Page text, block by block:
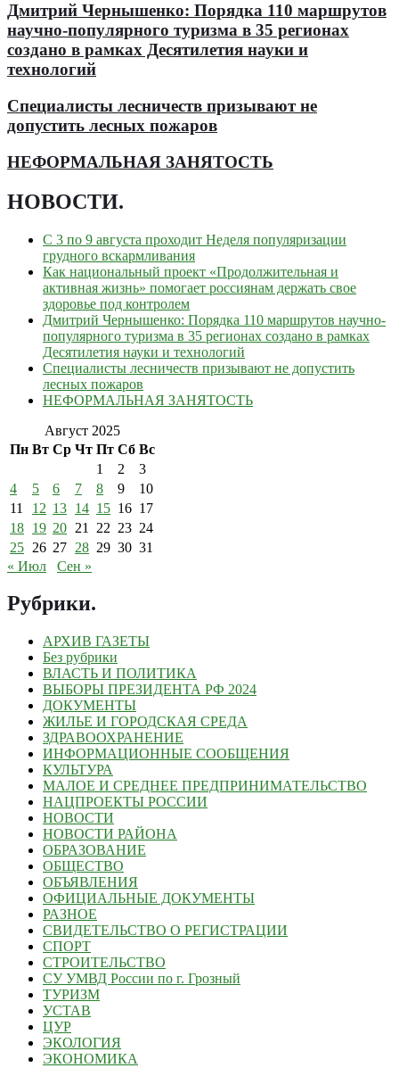
Дмитрий Чернышенко: Порядка 110 маршрутов
научно-популярного туризма в 35 регионах
создано в рамках Десятилетия науки и
технологий
Специалисты лесничеств призывают не
допустить лесных пожаров
НЕФОРМАЛЬНАЯ ЗАНЯТОСТЬ
НОВОСТИ.
С 3 по 9 августа проходит Неделя популяризации
грудного вскармливания
Как национальный проект «Продолжительная и
активная жизнь» помогает россиянам держать свое
здоровье под контролем
Дмитрий Чернышенко: Порядка 110 маршрутов научно-
популярного туризма в 35 регионах создано в рамках
Десятилетия науки и технологий
Специалисты лесничеств призывают не допустить
лесных пожаров
НЕФОРМАЛЬНАЯ ЗАНЯТОСТЬ
Август 2025
Пн Вт Ср Чт Пт Сб Вс
1
2
3
4
5 6 7 8 9
10
11
12 13 14 15 16 17
18 19 20 21 22 23 24
25 26 27 28 29 30 31
« Июл
Сен »
Рубрики.
АРХИВ ГАЗЕТЫ
Без рубрики
ВЛАСТЬ И ПОЛИТИКА
ВЫБОРЫ ПРЕЗИДЕНТА РФ 2024
ДОКУМЕНТЫ
ЖИЛЬЕ И ГОРОДСКАЯ СРЕДА
ЗДРАВООХРАНЕНИЕ
ИНФОРМАЦИОННЫЕ СООБЩЕНИЯ
КУЛЬТУРА
МАЛОЕ И СРЕДНЕЕ ПРЕДПРИНИМАТЕЛЬСТВО
НАЦПРОЕКТЫ РОССИИ
НОВОСТИ
НОВОСТИ РАЙОНА
ОБРАЗОВАНИЕ
ОБЩЕСТВО
ОБЪЯВЛЕНИЯ
ОФИЦИАЛЬНЫЕ ДОКУМЕНТЫ
РАЗНОЕ
СВИДЕТЕЛЬСТВО О РЕГИСТРАЦИИ
СПОРТ
СТРОИТЕЛЬСТВО
СУ УМВД России по г. Грозный
ТУРИЗМ
УСТАВ
ЦУР
ЭКОЛОГИЯ
ЭКОНОМИКА